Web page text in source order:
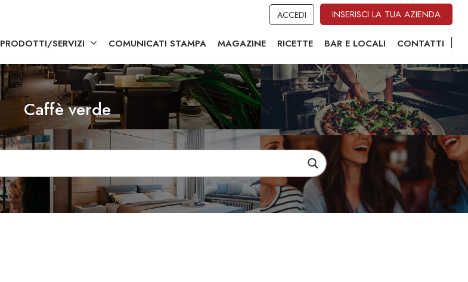
ACCEDI INSERISCI LA TUA AZIENDA
PRODOTTI/SERVIZI COMUNICATI STAMPA MAGAZINE RICETTE BAR E LOCALI CONTATTI
Caffè verde